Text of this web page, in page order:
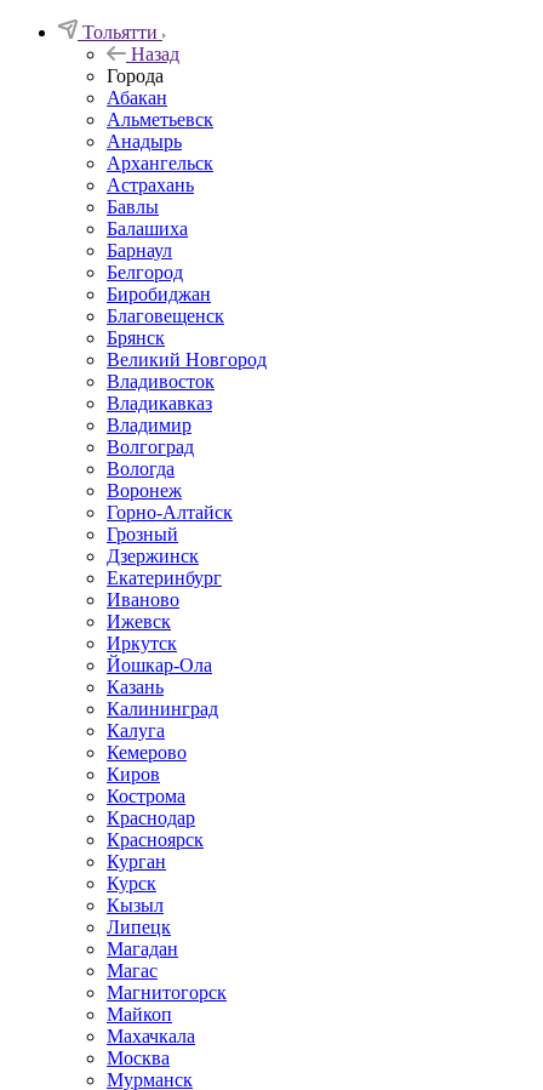
Тольятти
Назад
Города
Абакан
Альметьевск
Анадырь
Архангельск
Астрахань
Бавлы
Балашиха
Барнаул
Белгород
Биробиджан
Благовещенск
Брянск
Великий Новгород
Владивосток
Владикавказ
Владимир
Волгоград
Вологда
Воронеж
Горно-Алтайск
Грозный
Дзержинск
Екатеринбург
Иваново
Ижевск
Иркутск
Йошкар-Ола
Казань
Калининград
Калуга
Кемерово
Киров
Кострома
Краснодар
Красноярск
Курган
Курск
Кызыл
Липецк
Магадан
Магас
Магнитогорск
Майкоп
Махачкала
Москва
Мурманск